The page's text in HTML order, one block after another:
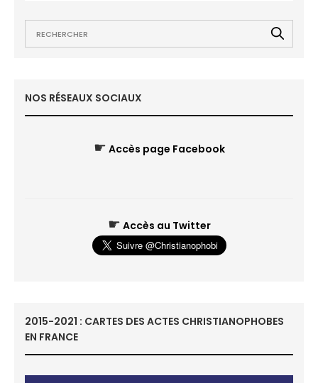
NOS RÉSEAUX SOCIAUX
☛ Accès page Facebook
☛ Accès au Twitter
2015-2021 : CARTES DES ACTES CHRISTIANOPHOBES
EN FRANCE